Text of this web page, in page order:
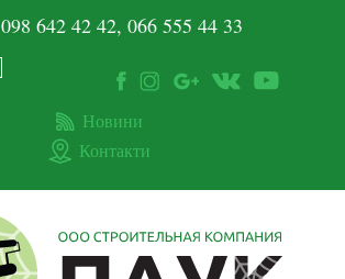
098 642 42 42, 066 555 44 33
Новини
Контакти